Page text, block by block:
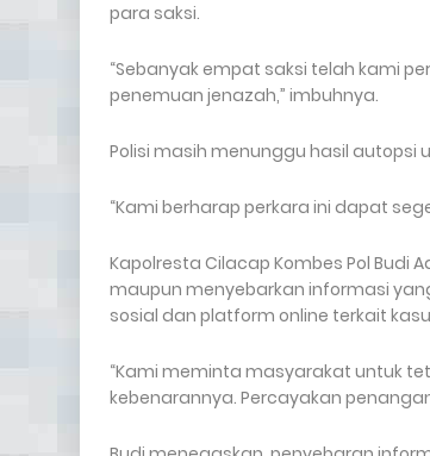
para saksi.
“Sebanyak empat saksi telah kami
penemuan jenazah,” imbuhnya.
Polisi masih menunggu hasil
“Kami berharap perkara ini dapat
Kapolresta Cilacap Kombes Pol
maupun menyebarkan informasi
sosial dan platform online terkait
“Kami meminta masyarakat untuk
kebenarannya. Percayakan